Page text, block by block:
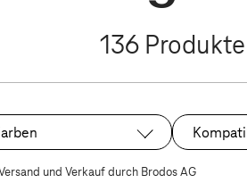
136 Produkte
und Verkauf durch Brodos AG